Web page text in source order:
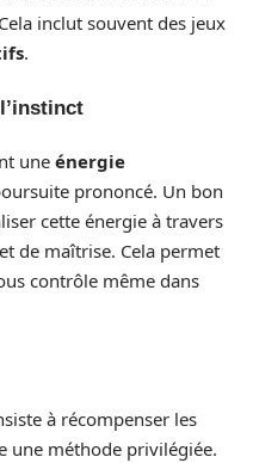
inclut souvent des jeux
.
une énergie
prononcé. Un bon
cette énergie à travers
de maîtrise. Cela permet
contrôle même dans
à récompenser les
une méthode privilégiée.